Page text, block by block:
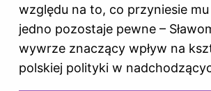
względu na to, co przyniesie mu
jedno pozostaje pewne –
wywrze znaczący wpływ na
polskiej polityki w